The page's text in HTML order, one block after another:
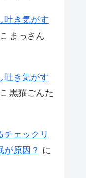
吐き気がす
まっさん
吐き気がす
黒猫ごんた
チェックリ
が原因？ に